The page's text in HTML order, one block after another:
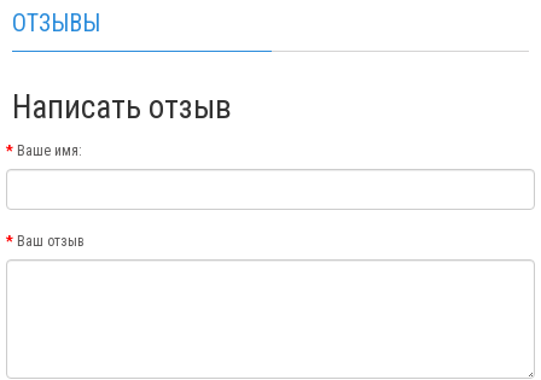
ОТЗЫВЫ
Написать отзыв
Ваше имя:
Ваш отзыв